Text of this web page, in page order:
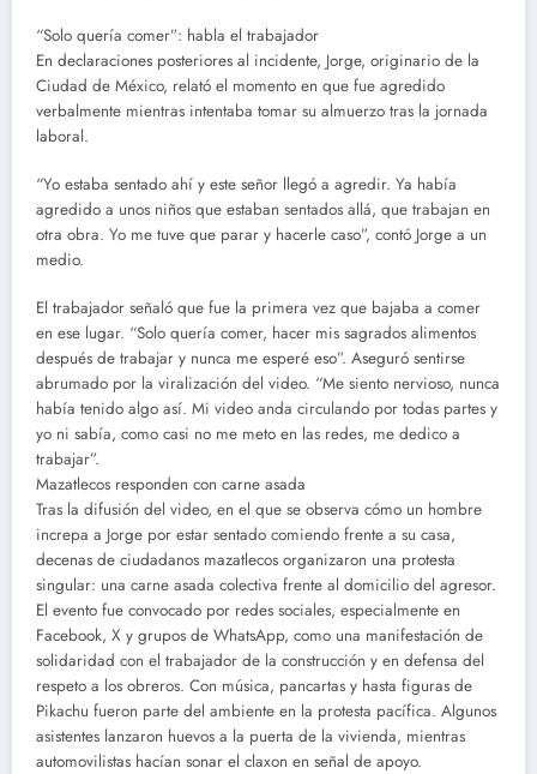
“Solo quería comer”: habla el trabajador
En declaraciones posteriores al incidente, Jorge, originario de la
Ciudad de México, relató el momento en que fue agredido
verbalmente mientras intentaba tomar su almuerzo tras la jornada
laboral.
“Yo estaba sentado ahí y este señor llegó a agredir. Ya había
agredido a unos niños que estaban sentados allá, que trabajan en
otra obra. Yo me tuve que parar y hacerle caso”, contó Jorge a un
medio.
El trabajador señaló que fue la primera vez que bajaba a comer
en ese lugar. “Solo quería comer, hacer mis sagrados alimentos
después de trabajar y nunca me esperé eso”. Aseguró sentirse
abrumado por la viralización del video. “Me siento nervioso, nunca
había tenido algo así. Mi video anda circulando por todas partes y
yo ni sabía, como casi no me meto en las redes, me dedico a
trabajar”.
Mazatlecos responden con carne asada
Tras la difusión del video, en el que se observa cómo un hombre
increpa a Jorge por estar sentado comiendo frente a su casa,
decenas de ciudadanos mazatlecos organizaron una protesta
singular: una carne asada colectiva frente al domicilio del agresor.
El evento fue convocado por redes sociales, especialmente en
Facebook, X y grupos de WhatsApp, como una manifestación de
solidaridad con el trabajador de la construcción y en defensa del
respeto a los obreros. Con música, pancartas y hasta figuras de
Pikachu fueron parte del ambiente en la protesta pacífica. Algunos
asistentes lanzaron huevos a la puerta de la vivienda, mientras
automovilistas hacían sonar el claxon en señal de apoyo.